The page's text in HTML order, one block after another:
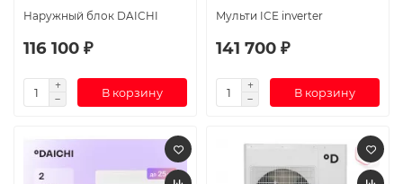
Наружный блок DAICHI
116 100 ₽
В корзину
Мульти ICE inverter
141 700 ₽
В корзину